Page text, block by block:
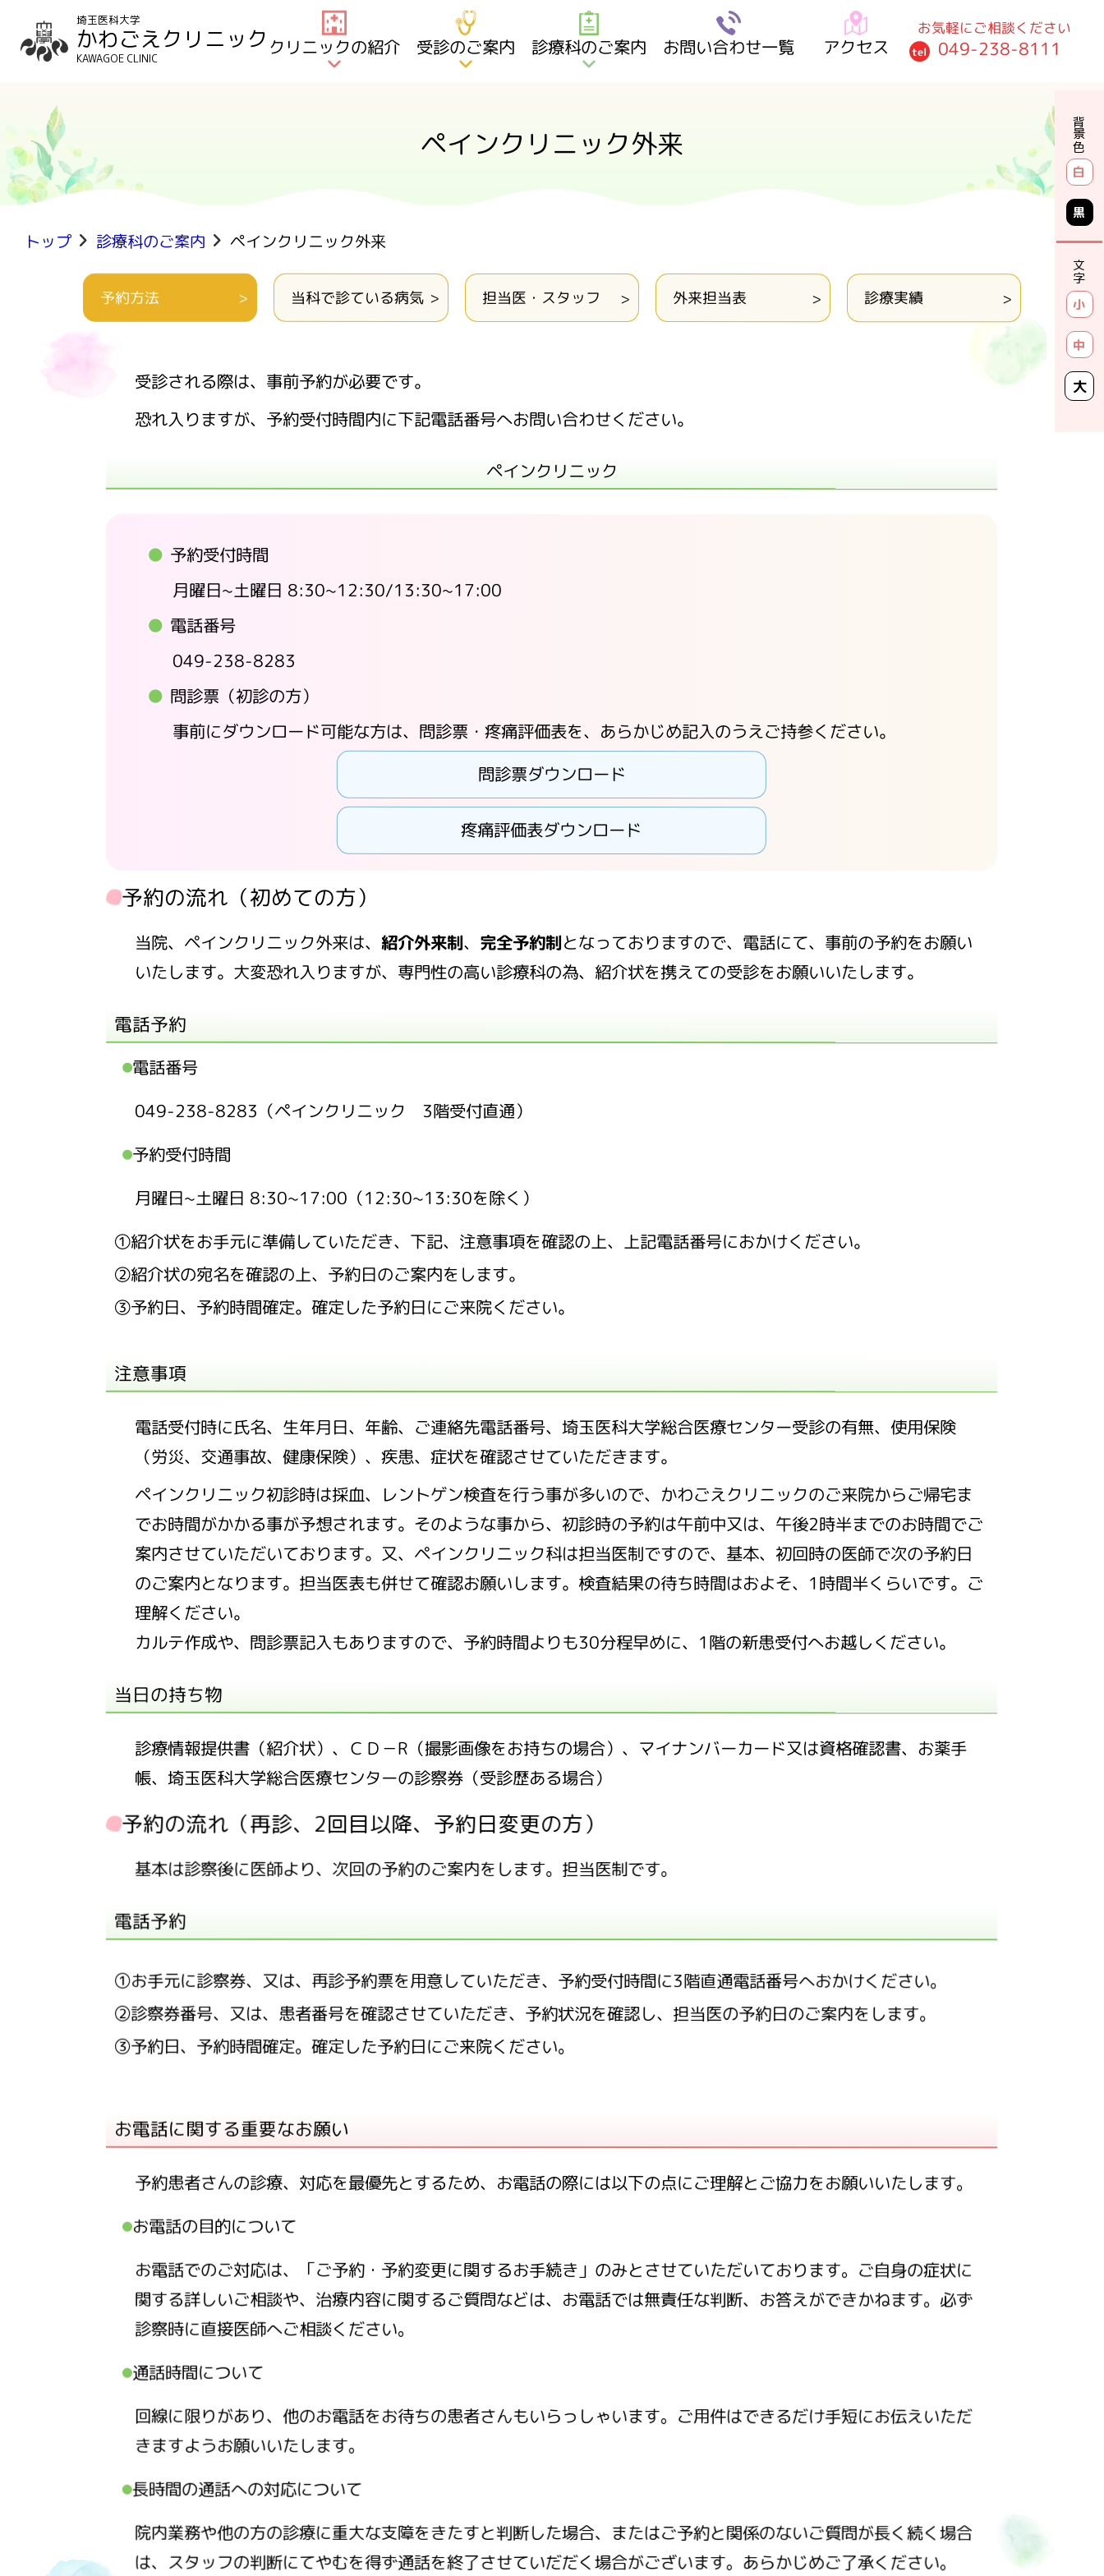
背景色
白
黒
文字
小
中
大
埼玉医科大学
かわごえクリニック
KAWAGOE CLINIC クリニックの紹介 受診のご案内 診療科のご案内 お問い合わせ一覧 アクセス
お気軽にご相談ください
tel 049-238-8111
ペインクリニック外来
トップ 診療科のご案内 ペインクリニック外来
予約方法 当科で診ている病気 担当医・スタッフ 外来担当表 診療実績
受診される際は、事前予約が必要です。
恐れ入りますが、予約受付時間内に下記電話番号へお問い合わせください。
ペインクリニック
予約受付時間
月曜日~土曜日 8:30~12:30/13:30~17:00
電話番号
049-238-8283
問診票（初診の方）
事前にダウンロード可能な方は、問診票・疼痛評価表を、あらかじめ記入のうえご持参ください。
問診票ダウンロード
疼痛評価表ダウンロード
予約の流れ（初めての方）
当院、ペインクリニック外来は、紹介外来制、 完全予約制となっておりますので、電話にて、事前の予約をお願い
いたします。大変恐れ入りますが、専門性の高い診療科の為、紹介状を携えての受診をお願いいたします。
電話予約
電話番号
049-238-8283（ペインクリニック 3階受付直通）
予約受付時間
月曜日~土曜日 8:30~17:00（12:30~13:30を除く）
①紹介状をお手元に準備していただき、下記、注意事項を確認の上、上記電話番号におかけください。
②紹介状の宛名を確認の上、予約日のご案内をします。
③予約日、予約時間確定。確定した予約日にご来院ください。
注意事項
電話受付時に氏名、生年月日、年齢、ご連絡先電話番号、埼玉医科大学総合医療センター受診の有無、使用保険
（労災、交通事故、健康保険）、疾患、症状を確認させていただきます。
ペインクリニック初診時は採血、レントゲン検査を行う事が多いので、かわごえクリニックのご来院からご帰宅ま
でお時間がかかる事が予想されます。そのような事から、初診時の予約は午前中又は、午後2時半までのお時間でご
案内させていただいております。又、ペインクリニック科は担当医制ですので、基本、初回時の医師で次の予約日
のご案内となります。担当医表も併せて確認お願いします。検査結果の待ち時間はおよそ、1時間半くらいです。ご
理解ください。
カルテ作成や、問診票記入もありますので、予約時間よりも30分程早めに、1階の新患受付へお越しください。
当日の持ち物
診療情報提供書（紹介状）、ＣＤ－R（撮影画像をお持ちの場合）、マイナンバーカード又は資格確認書、お薬手
帳、埼玉医科大学総合医療センターの診察券（受診歴ある場合）
予約の流れ（再診、2回目以降、予約日変更の方）
基本は診察後に医師より、次回の予約のご案内をします。担当医制です。
電話予約
①お手元に診察券、又は、再診予約票を用意していただき、予約受付時間に3階直通電話番号へおかけください。
②診察券番号、又は、患者番号を確認させていただき、予約状況を確認し、担当医の予約日のご案内をします。
③予約日、予約時間確定。確定した予約日にご来院ください。
お電話に関する重要なお願い
予約患者さんの診療、対応を最優先とするため、お電話の際には以下の点にご理解とご協力をお願いいたします。
お電話の目的について
お電話でのご対応は、「ご予約・予約変更に関するお手続き」のみとさせていただいております。ご自身の症状に
関する詳しいご相談や、治療内容に関するご質問などは、お電話では無責任な判断、お答えができかねます。必ず
診察時に直接医師へご相談ください。
通話時間について
回線に限りがあり、他のお電話をお待ちの患者さんもいらっしゃいます。ご用件はできるだけ手短にお伝えいただ
きますようお願いいたします。
長時間の通話への対応について
院内業務や他の方の診療に重大な支障をきたすと判断した場合、またはご予約と関係のないご質問が長く続く場合
は、スタッフの判断にてやむを得ず通話を終了させていだだく場合がございます。あらかじめご了承ください。